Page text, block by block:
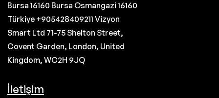
Bursa 16160 Bursa Osmangazi 16160
Türkiye +905428409211 Vizyon
Smart Ltd 71-75 Shelton Street,
Covent Garden, London, United
Kingdom, WC2H 9JQ
İletişim